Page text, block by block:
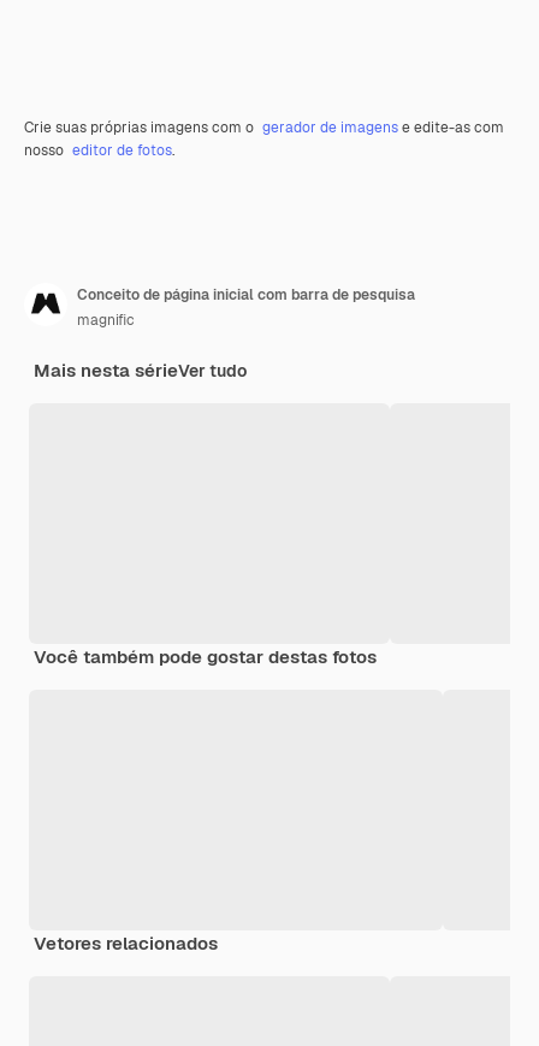
Crie suas próprias imagens com o gerador de imagense edite-as com
nosso editor de fotos.
Conceito de página inicial com barra de pesquisa
magnific
Mais nesta sérieVer tudo
Você também pode gostar destas fotos
Vetores relacionados